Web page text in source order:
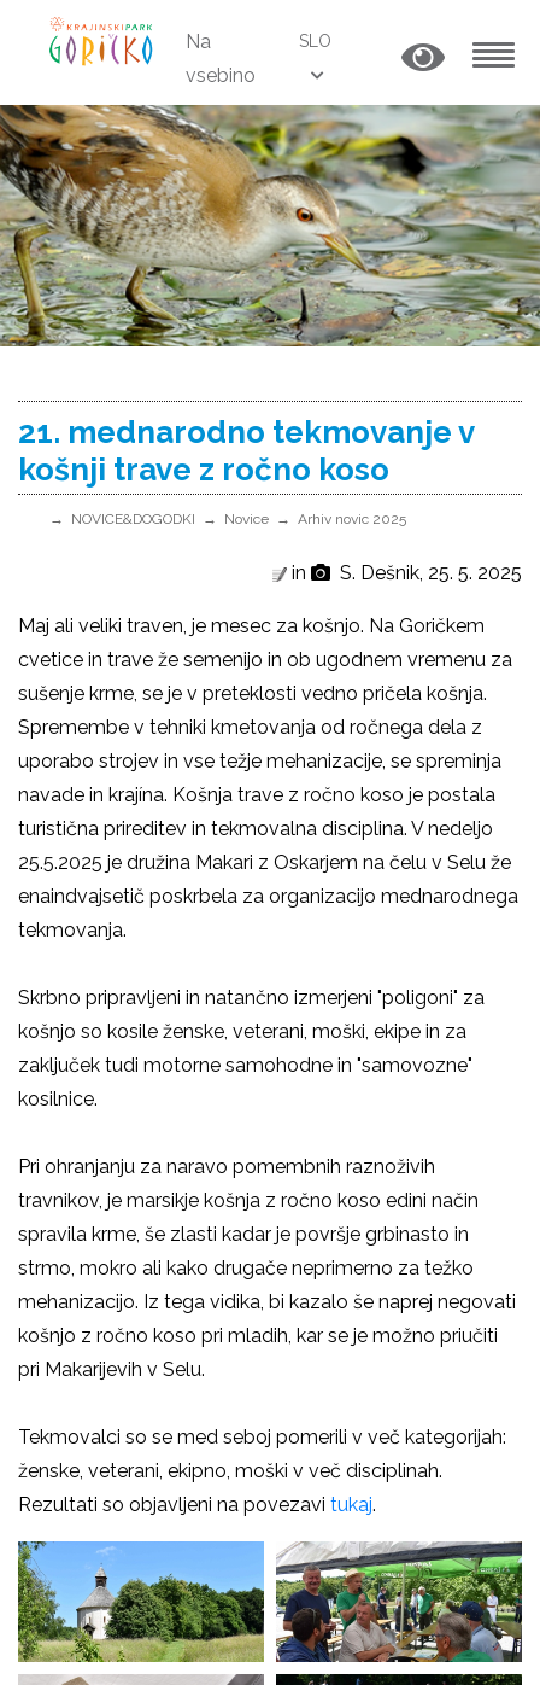
Na
vsebino
SLO
21. mednarodno tekmovanje v
košnji trave z ročno koso
NOVICE&DOGODKI Novice Arhiv novic 2025
in S. Dešnik, 25. 5. 2025
Maj ali veliki traven, je mesec za košnjo. Na Goričkem
cvetice in trave že semenijo in ob ugodnem vremenu za
sušenje krme, se je v preteklosti vedno pričela košnja.
Spremembe v tehniki kmetovanja od ročnega dela z
uporabo strojev in vse težje mehanizacije, se spreminja
navade in krajína. Košnja trave z ročno koso je postala
turistična prireditev in tekmovalna disciplina. V nedeljo
25.5.2025 je družina Makari z Oskarjem na čelu v Selu že
enaindvajsetič poskrbela za organizacijo mednarodnega
tekmovanja.
Skrbno pripravljeni in natančno izmerjeni "poligoni" za
košnjo so kosile ženske, veterani, moški, ekipe in za
zaključek tudi motorne samohodne in "samovozne"
kosilnice.
Pri ohranjanju za naravo pomembnih raznoživih
travnikov, je marsikje košnja z ročno koso edini način
spravila krme, še zlasti kadar je površje grbinasto in
strmo, mokro ali kako drugače neprimerno za težko
mehanizacijo. Iz tega vidika, bi kazalo še naprej negovati
košnjo z ročno koso pri mladih, kar se je možno priučiti
pri Makarijevih v Selu.
Tekmovalci so se med seboj pomerili v več kategorijah:
ženske, veterani, ekipno, moški v več disciplinah.
Rezultati so objavljeni na povezavi tukaj.